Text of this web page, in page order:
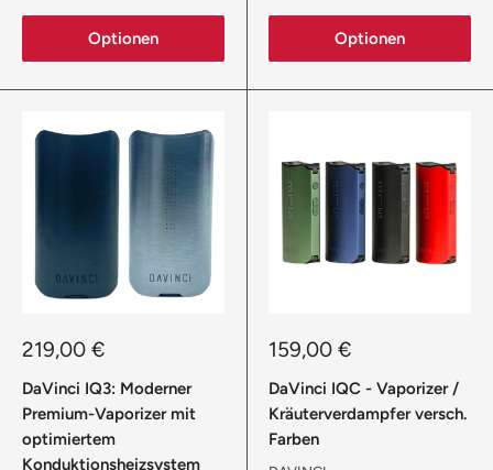
Optionen Optionen
Sonderpreis
219,00 €
DaVinci IQ3: Moderner
Premium-Vaporizer mit
optimiertem
Konduktionsheizsystem
Sonderpreis
159,00 €
DaVinci IQC - Vaporizer /
Kräuterverdampfer versch.
Farben